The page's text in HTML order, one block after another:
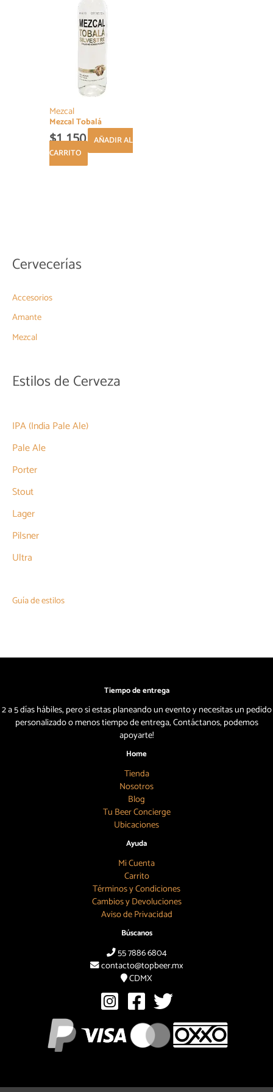
Cervecerías
Accesorios
Amante
Mezcal
Estilos de Cerveza
IPA (India Pale Ale)
Pale Ale
Porter
Stout
Lager
Pilsner
Ultra
Guía de estilos
Mezcal
Mezcal Tobalá
$1,150
AÑADIR AL
CARRITO
Tiempo de entrega
2 a 5 días hábiles, pero si estas planeando un evento y necesitas un pedido
personalizado o menos tiempo de entrega, Contáctanos, podemos
apoyarte!
Home
Tienda
Nosotros
Blog
Tu Beer Concierge
Ubicaciones
Ayuda
Mi Cuenta
Carrito
Términos y Condiciones
Cambios y Devoluciones
Aviso de Privacidad
Búscanos
55 7886 6804
contacto@topbeer.mx
CDMX